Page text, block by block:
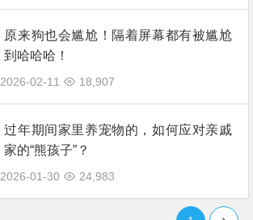
原来狗也会尴尬！隔着屏幕都有被尴尬
到哈哈哈！
2026-02-11 18,907
过年期间家里养宠物的，如何应对亲戚
家的“熊孩子”？
2026-01-30 24,983